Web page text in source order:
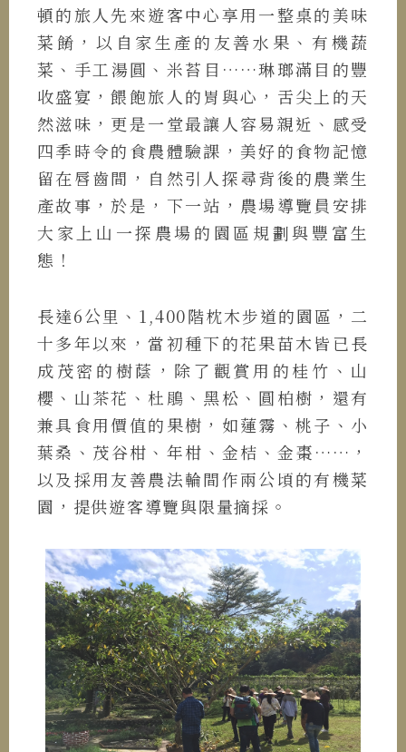
頓的旅人先來遊客中心享用一整桌的美味
菜餚，以自家生產的友善水果、有機蔬
菜、手工湯圓、米苔目……琳瑯滿目的豐
收盛宴，餵飽旅人的胃與心，舌尖上的天
然滋味，更是一堂最讓人容易親近、感受
四季時令的食農體驗課，美好的食物記憶
留在唇齒間，自然引人探尋背後的農業生
產故事，於是，下一站，農場導覽員安排
大家上山一探農場的園區規劃與豐富生
態！
長達6公里、1,400階枕木步道的園區，二
十多年以來，當初種下的花果苗木皆已長
成茂密的樹蔭，除了觀賞用的桂竹、山
櫻、山茶花、杜鵑、黑松、圓柏樹，還有
兼具食用價值的果樹，如蓮霧、桃子、小
葉桑、茂谷柑、年柑、金桔、金棗……，
以及採用友善農法輪間作兩公頃的有機菜
園，提供遊客導覽與限量摘採。